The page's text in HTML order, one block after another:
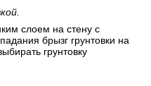
слоем на стену с
брызг грунтовки на
грунтовку